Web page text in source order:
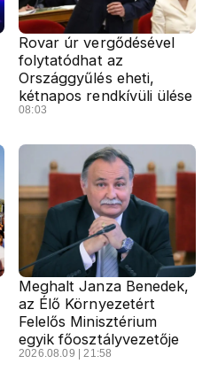
Rovar úr vergődésével
folytatódhat az
Országgyűlés eheti,
kétnapos rendkívüli ülése
08:03
Meghalt Janza Benedek,
az Élő Környezetért
Felelős Minisztérium
egyik főosztályvezetője
2026.08.09 | 21:58